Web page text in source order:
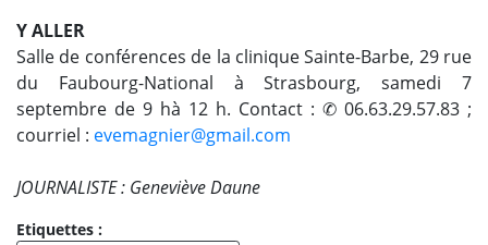
Y ALLER
Salle de conférences de la clinique Sainte-Barbe, 29 rue
du Faubourg-National à Strasbourg, samedi 7
septembre de 9 hà 12 h. Contact : ✆ 06.63.29.57.83 ;
courriel : evemagnier@gmail.com
JOURNALISTE : Geneviève Daune
Etiquettes :